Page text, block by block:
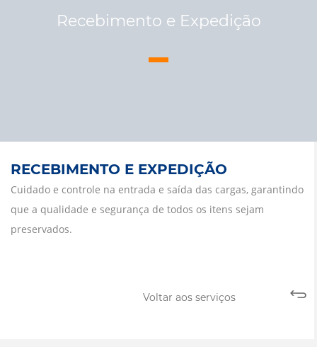
Recebimento e Expedição
Voltar aos serviços
RECEBIMENTO E EXPEDIÇÃO
Cuidado e controle na entrada e saída das cargas, garantindo
que a qualidade e segurança de todos os itens sejam
preservados.